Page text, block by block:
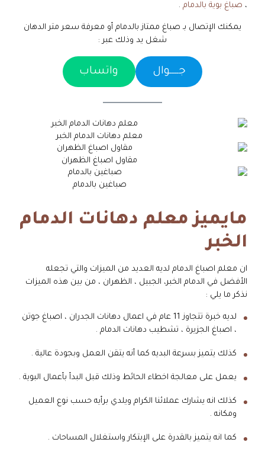
، صباغ بوية بالدمام .
يمكنك الإتصال بـ صباغ ممتاز بالدمام أو معرفة سعر متر الدهان
شغل يد وذلك عبر :
جـــــوال واتساب
معلم دهانات الدمام الخبر
مقاول اصباغ الظهران
صباغين بالدمام
مايميز معلم دهانات الدمام
الخبر
ان معلم اصباغ الدمام لديه العديد من الميزات والتي تجعله
الأفضل في الدمام الخبر، الجبيل ، الظهران ، من بين هذه الميزات
نذكر ما يلي :
لديه خبرة تتجاوز 11 عام في اعمال دهانات الجدران ، اصباغ جوتن
، اصباغ الجزيرة ، تشطيب دهانات الدمام .
كذلك يتميز بسرعة البديه كما أنه يتقن العمل وبجودة عالية .
يعمل على معالجة اخطاء الحائط وذلك قبل البدأ بأعمال البوية .
كذلك انه يشارك عملائنا الكرام ويلدي برأيه حسب نوع العميل
ومكانه .
كما انه يتميز بالقدرة على الإبتكار واستغلال المساحات .